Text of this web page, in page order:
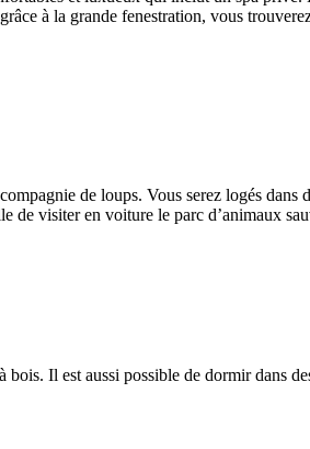
à la grande fenestration, vous
de loups. Vous serez logés
visiter en voiture le parc d’animaux
Il est aussi possible de dormir dans